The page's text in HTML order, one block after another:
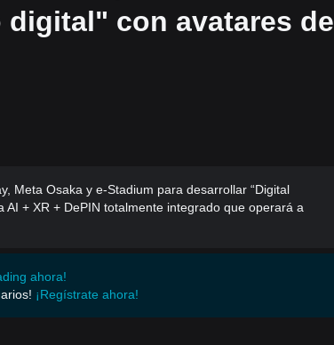
con avatares de
Meta Osaka y e-Stadium para desarrollar “Digital
+ XR + DePIN totalmente integrado que operará a
ahora!
¡Regístrate ahora!